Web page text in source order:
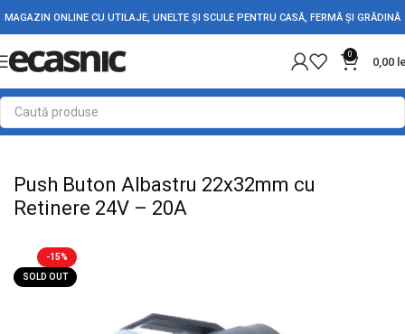
MAGAZIN ONLINE CU UTILAJE, UNELTE ȘI SCULE PENTRU CASĂ, FERMĂ ȘI GRĂDINĂ
0
0,00
Prima pagină Electrice Intrerupatoare - Butoane
Push Buton Albastru 22x32mm cu
Retinere 24V – 20A
-15%
SOLD OUT